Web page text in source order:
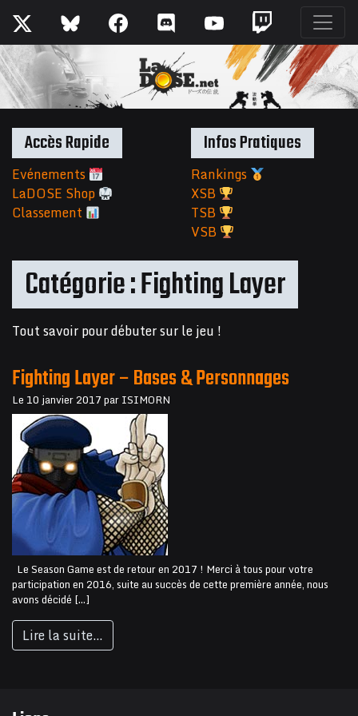
Catégorie :Fighting Layer
Tout savoir pour débuter sur le jeu !
Fighting Layer – Bases & Personnages
Le 10 janvier 2017 par ISIMORN
Le Season Game est de retour en 2017 ! Merci à tous pour votre
participation en 2016, suite au succès de cette première année, nous
avons décidé […]
Lire la suite…
Accès Rapide
Evénements
LaDOSE Shop
Classement
Infos Pratiques
Rankings
XSB
TSB
VSB